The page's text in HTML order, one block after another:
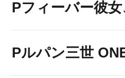
Pフィーバー彼
Pルパン三世